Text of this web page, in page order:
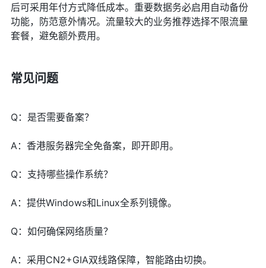
后可采用年付方式降低成本。重要数据务必启用自动备份
功能，防范意外情况。流量较大的业务推荐选择不限流量
套餐，避免额外费用。
常见问题
Q：是否需要备案？
A：香港服务器完全免备案，即开即用。
Q：支持哪些操作系统？
A：提供Windows和Linux全系列镜像。
Q：如何确保网络质量？
A：采用CN2+GIA双线路保障，智能路由切换。